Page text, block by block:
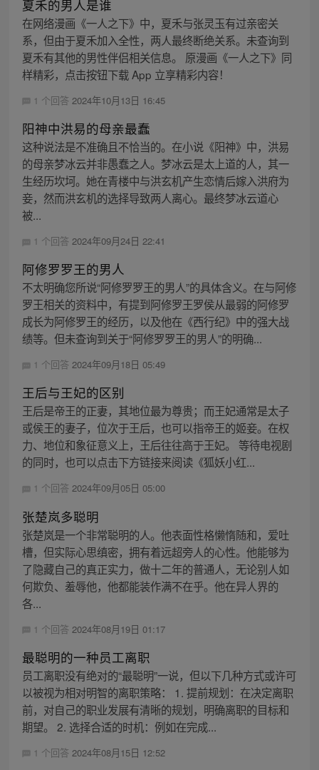
夏禾的男人是谁
在网络漫画《一人之下》中，夏禾与张灵玉有过亲密关
系，但由于夏禾加入全性，两人最终断绝关系。未查询到
夏禾有其他的男性伴侣相关信息。 原漫画《一人之下》同
样精彩，点击按钮下载 App 立享精彩内容！
1 个回答 2024年10月13日 16:45
阳神中洪易的母亲最蠢
这种说法是不准确且不恰当的。在小说《阳神》中，洪易
的母亲梦冰云并非愚蠢之人。梦冰云是太上道的人，其一
生经历坎坷。她在青楼中与洪玄机产生恋情后嫁入洪府为
妾，然而洪玄机的选择导致两人离心。最终梦冰云道心
被...
1 个回答 2024年09月24日 22:41
阿修罗罗王的男人
不太明确您所说“阿修罗罗王的男人”的具体含义。在与阿修
罗王相关的资料中，有提到阿修罗王罗侯从最弱的阿修罗
成长为阿修罗王的经历，以及他在《西行纪》中的强大战
绩等。但未查询到关于“阿修罗罗王的男人”的明确...
1 个回答 2024年09月18日 05:49
王后与王妃的区别
王后是帝王的正妻，其地位最为尊贵；而王妃通常是太子
或侯王的妻子，位次于王后，也可以指帝王的姬妾。在权
力、地位和象征意义上，王后往往高于王妃。 等待电视剧
的同时，也可以点击下方链接来阅读《狐妖小红...
1 个回答 2024年09月05日 05:00
张楚岚多聪明
张楚岚是一个非常聪明的人。他表面性格懒惰随和，爱吐
槽，但实际心思缜密，拥有着远超旁人的心性。他能够为
了隐藏自己的真正实力，做十二年的普通人，无论别人如
何欺负、羞辱他，他都能装作满不在乎。他在异人界的
各...
1 个回答 2024年08月19日 01:17
最聪明的一种员工离职
员工离职没有绝对的“最聪明”一说，但以下几种方式或许可
以被视为相对明智的离职策略： 1. 提前规划：在决定离职
前，对自己的职业发展有清晰的规划，明确离职的目标和
期望。 2. 选择合适的时机：例如在完成...
1 个回答 2024年08月15日 12:52